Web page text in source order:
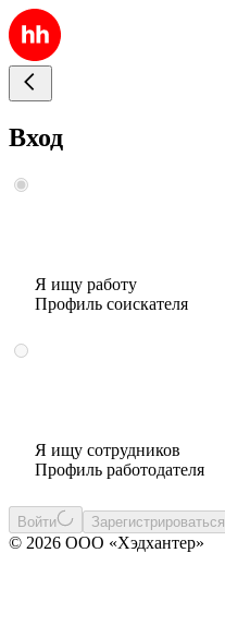
Вход
Я ищу работу
Профиль соискателя
Я ищу сотрудников
Профиль работодателя
Войти Зарегистрироваться
© 2026 ООО «Хэдхантер»